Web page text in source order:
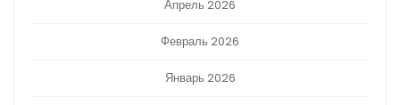
Апрель 2026
Февраль 2026
Январь 2026